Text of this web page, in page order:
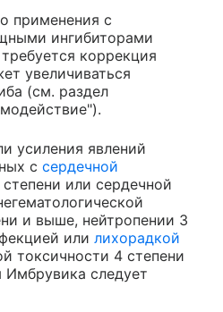
применения с
ингибиторами
коррекция
увеличиваться
(см. раздел
усиления явлений
с сердечной
степени или сердечной
и выше, нейтропении 3
или лихорадкой
токсичности 4 степени
следует